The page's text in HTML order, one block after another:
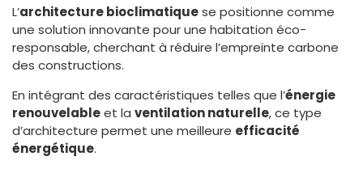
L’architecture bioclimatiquese positionne comme
une solution innovante pour une habitation éco-
responsable, cherchant à réduire l’empreinte carbone
des constructions.
En intégrant des caractéristiques telles que l’énergie
renouvelableet la ventilation naturelle, ce type
d’architecture permet une meilleure efficacité
énergétique.